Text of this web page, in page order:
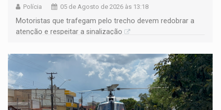
Polícia 05 de Agosto de 2026 às 13:18
​Motoristas que trafegam pelo trecho devem redobrar a
atenção e respeitar a sinalização